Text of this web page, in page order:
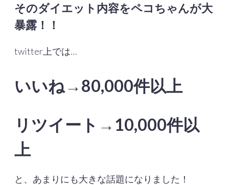
そのダイエット内容をペコちゃんが大
暴露！！
twitter上では…
いいね→80,000件以上
リツイート→10,000件以
上
と、あまりにも大きな話題になりました！